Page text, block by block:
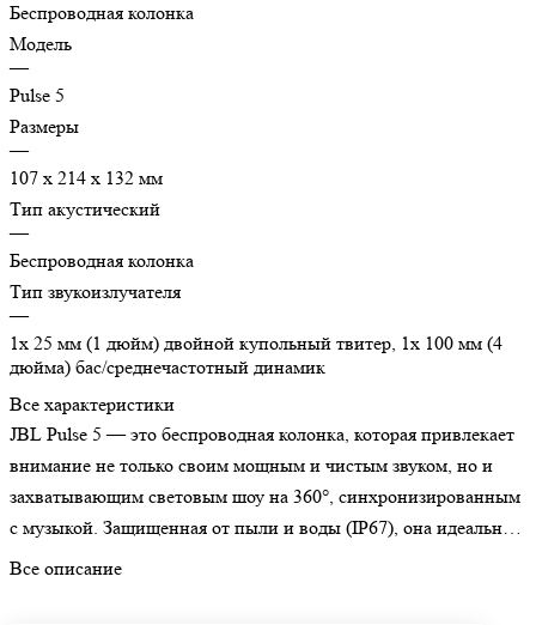
Беспроводная колонка
Модель
—
Pulse 5
Размеры
—
107 х 214 х 132 мм
Тип акустический
—
Беспроводная колонка
Тип звукоизлучателя
—
1x 25 мм (1 дюйм) двойной купольный твитер, 1x 100 мм (4
дюйма) бас/среднечастотный динамик
Все характеристики
JBL Pulse 5 — это беспроводная колонка, которая привлекает
внимание не только своим мощным и чистым звуком, но и
захватывающим световым шоу на 360°, синхронизированным
с музыкой. Защищенная от пыли и воды (IP67), она идеально
подходит для активного отдыха на улице, и благодаря до 12
Все описание